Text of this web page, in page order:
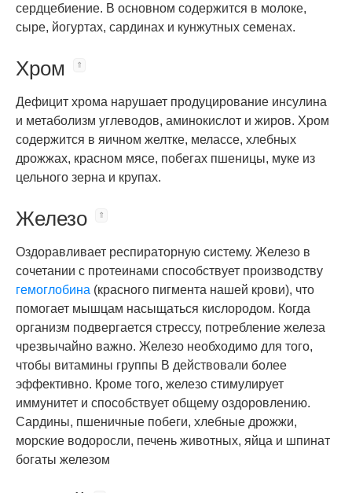
сердцебиение. В основном содержится в молоке,
сыре, йогуртах, сардинах и кунжутных семенах.
Хром
Дефицит хрома нарушает продуцирование инсулина
и метаболизм углеводов, аминокислот и жиров. Хром
содержится в яичном желтке, мелассе, хлебных
дрожжах, красном мясе, побегах пшеницы, муке из
цельного зерна и крупах.
Железо
Оздоравливает респираторную систему. Железо в
сочетании с протеинами способствует производству
гемоглобина (красного пигмента нашей крови), что
помогает мышцам насыщаться кислородом. Когда
организм подвергается стрессу, потребление железа
чрезвычайно важно. Железо необходимо для того,
чтобы витамины группы В действовали более
эффективно. Кроме того, железо стимулирует
иммунитет и способствует общему оздоровлению.
Сардины, пшеничные побеги, хлебные дрожжи,
морские водоросли, печень животных, яйца и шпинат
богаты железом